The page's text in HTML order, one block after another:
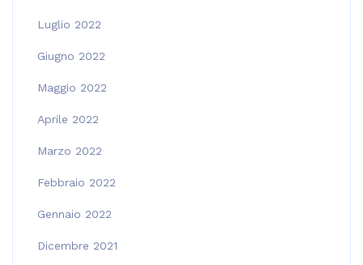
Luglio 2022
Giugno 2022
Maggio 2022
Aprile 2022
Marzo 2022
Febbraio 2022
Gennaio 2022
Dicembre 2021